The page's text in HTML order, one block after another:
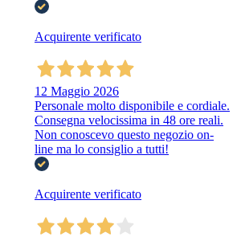
Acquirente verificato
12 Maggio 2026
Personale molto disponibile e cordiale.
Consegna velocissima in 48 ore reali.
Non conoscevo questo negozio on-
line ma lo consiglio a tutti!
Acquirente verificato